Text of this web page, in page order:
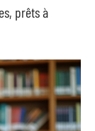
prêts à